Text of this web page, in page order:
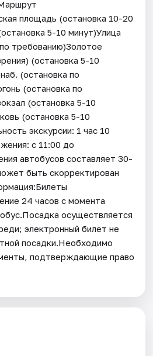
площадь (остановка 10-20
5-10 минут)Улица
требованию)Золотое
(остановка 5-10
(остановка по
(остановка по
(остановка 5-10
(остановка 5-10
экскурсии: 1 час 10
с 11:00 до
автобусов составляет 30-
быть скорректирован
24 часов с момента
осуществляется
электронный билет не
посадки.Необходимо
подтверждающие право